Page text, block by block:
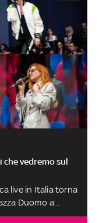
che vedremo sul
live in Italia torna
Duomo a
canteranno